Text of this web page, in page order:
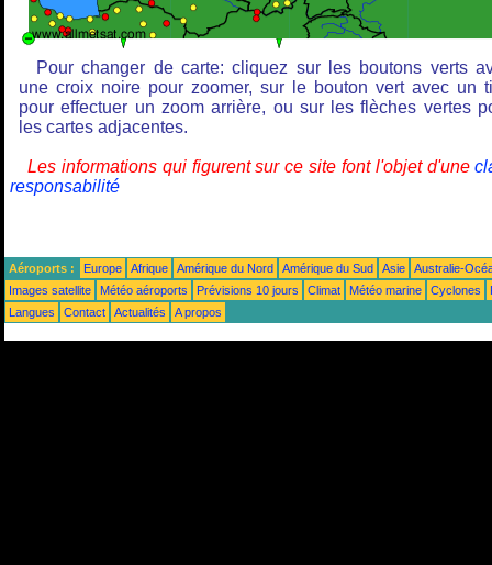
Pour changer de carte: cliquez sur les boutons verts
une croix noire pour zoomer, sur le bouton vert avec un
pour effectuer un zoom arrière, ou sur les flèches vertes
les cartes adjacentes.
Les informations qui figurent sur ce site font l'objet d'une
responsabilité
Aéroports : Europe Afrique Amérique du Nord Amérique du Sud Asie
Australie-
Images satellite
Météo aéroports Prévisions 10 jours Climat Météo marine Cyclones
Langues
Contact Actualités A propos